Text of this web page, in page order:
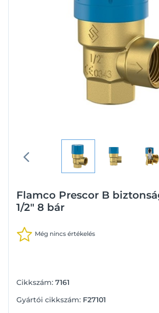
Flamco Prescor B
1/2" 8 bár
Még nincs értékelés
Cikkszám: 7161
Gyártói cikkszám: F27101